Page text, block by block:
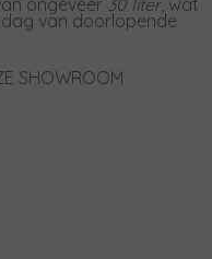
ongeveer 30 liter, wat
van doorlopende
SHOWROOM